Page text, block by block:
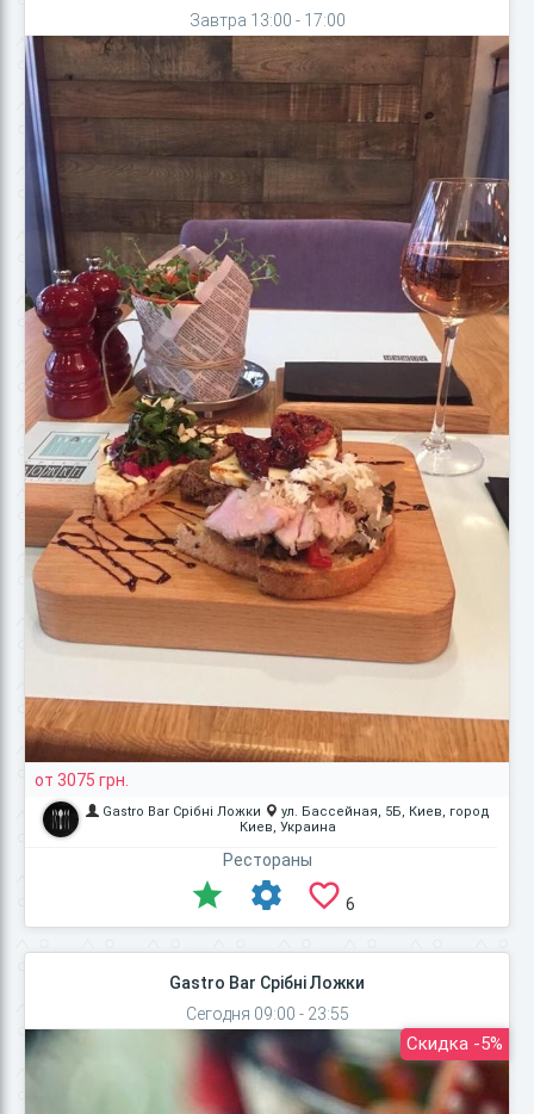
Завтра 13:00 - 17:00
от 3075 грн.
Gastro Bar Срібні Ложки
ул. Бассейная, 5Б, Киев, город
Киев, Украина
Рестораны
6
Скидка -5%
Gastro Bar Срібні Ложки
Сегодня 09:00 - 23:55